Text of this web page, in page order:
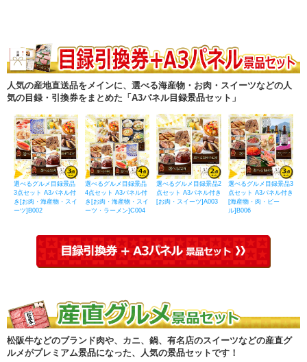
人気の産地直送品をメインに、選べる海産物・お肉・スイーツなどの人
気の目録・引換券をまとめた「A3パネル目録景品セット」
選べるグルメ目録景品
3点セット A3パネル付
き[お肉・海産物・スイ
ーツ]B002
選べるグルメ目録景品
4点セット A3パネル付
き[お肉・海産物・スイ
ーツ・ラーメン]C004
選べるグルメ目録景品2
点セット A3パネル付き
[お肉・スイーツ]A003
選べるグルメ目録景品3
点セット A3パネル付き
[海産物・肉・ビー
ル]B006
松阪牛などのブランド肉や、カニ、鍋、有名店のスイーツなどの産直グ
ルメがプレミアム景品になった、人気の景品セットです！